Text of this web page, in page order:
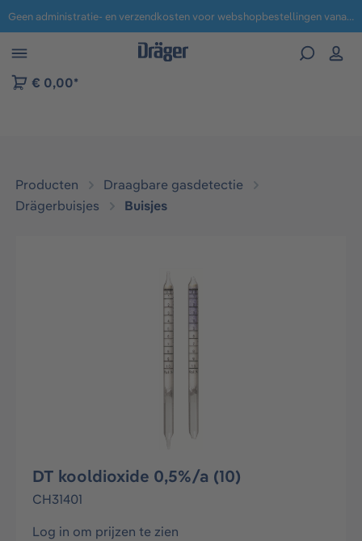
naar navigatie B2B-platform Geen administratie- en verzendkosten voor webshopbestellingen vanaf € 100,-.
€ 0,00*
Producten
Draagbare gasdetectie
Drägerbuisjes
Buisjes
Afbeeldingengalerij overslaan
DT kooldioxide 0,5%/a (10)
CH31401
Log in om prijzen te zien